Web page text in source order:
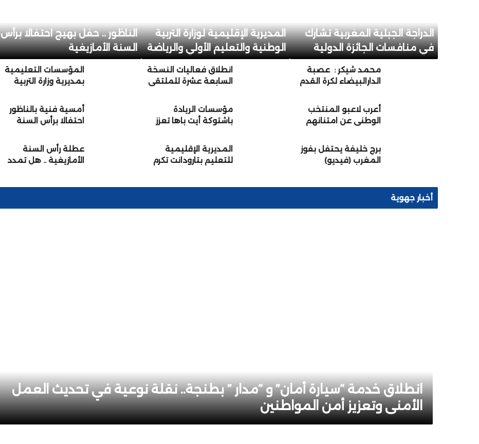
الدراجة الجبلية المغربية تشارك
في منافسات الجائزة الدولية
الكبرى “شانتال بيا” بالكاميرون
من أجل الدفاع عن لقبها
محمد شيكر : عصبة
الدارالبيضاء لكرة القدم
وصناعة المواهب
الكروية.
أعرب لاعبو المنتخب
الوطني عن امتنانهم
على جهوده الدؤوبة في
دعم تطوير كرة القدم
المغربية
برج خليفة يحتفل بفوز
المغرب (فيديو)
المديرية الإقليمية لوزارة التربية
الوطنية والتعليم الأولي والرياضة
بسيدي البرنوصي… تلاميذ ضحايا
الانتقام أمام أنظار مدراء
انطلاق فعاليات النسخة
السابعة عشرة للملتقى
المدرسي والمهني
والجامعي بمديرية
تارودانت
مؤسسات الريادة
باشتوكة أيت باها تعزز
المديرية الإقليمية
للتعليم بتارودانت تكرم
الناظور .. حفل بهيج احتفالا برأس
السنة الأمازيغية
المؤسسات التعليمية
بمديرية وزارة التربية
والرياضة بإنزگان أيت
ملول كسائر جهات
المملكةتحتفي بالسنة
(+صور)
أمسية فنية بالناظور
احتفالا برأس السنة
عطلة رأس السنة
الأمازيغية .. هل تمدد
أخبار جهوية
انطلاق خدمة “سيارة أمان” و “مدار ” بطنجة.. نقلة نوعية في تحديث العمل
الأمني وتعزيز أمن المواطنين